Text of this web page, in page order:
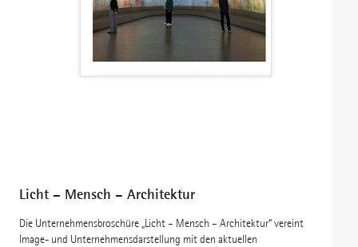
Licht – Mensch – Architektur
Die Unternehmensbroschüre „Licht – Mensch – Architektur“ vereint
Image- und Unternehmensdarstellung mit den aktuellen